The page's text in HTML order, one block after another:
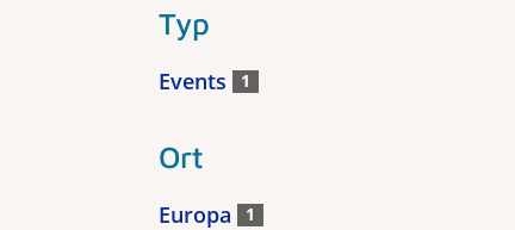
Typ
Events 1
Ort
Europa 1